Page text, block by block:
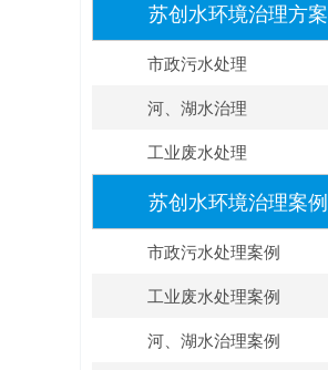
苏创水环境治理方案
市政污水处理
河、湖水治理
工业废水处理
苏创水环境治理案例
市政污水处理案例
工业废水处理案例
河、湖水治理案例